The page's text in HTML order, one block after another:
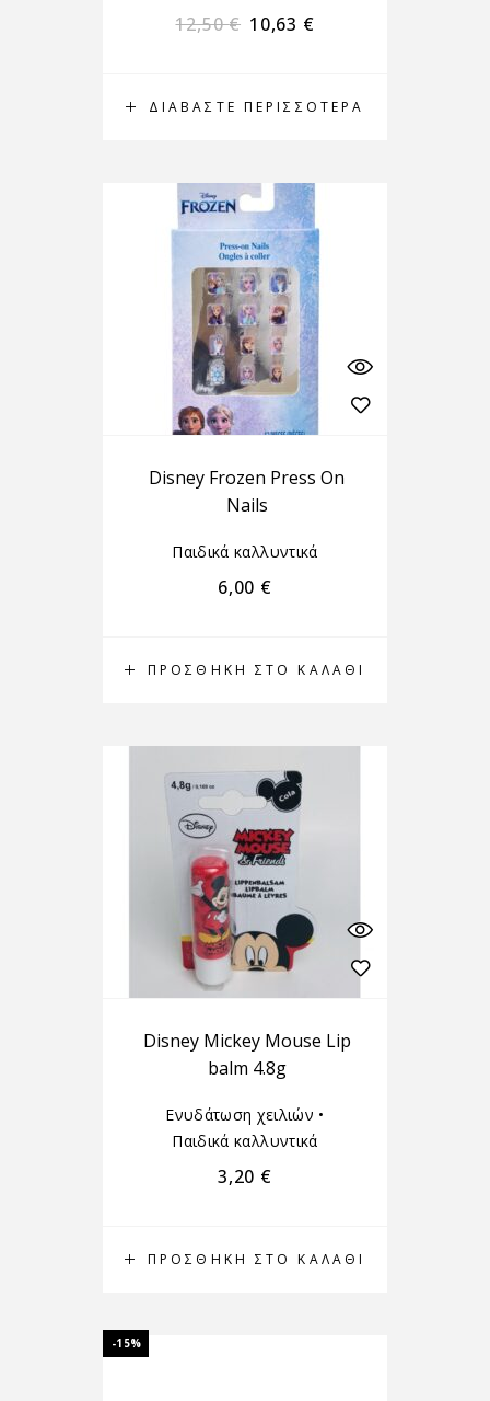
ΔΙΑΒΆΣΤΕ ΠΕΡΙΣΣΌΤΕΡΑ
12,50€ 10,63 €
ΠΡΟΣΘΉΚΗ ΣΤΟ ΚΑΛΆΘΙ
Disney Frozen Press On
Nails
Παιδικά καλλυντικά
6,00 €
ΠΡΟΣΘΉΚΗ ΣΤΟ ΚΑΛΆΘΙ
Disney Mickey Mouse Lip
balm 4.8g
Ενυδάτωση χειλιών •
Παιδικά καλλυντικά
3,20 €
-15%